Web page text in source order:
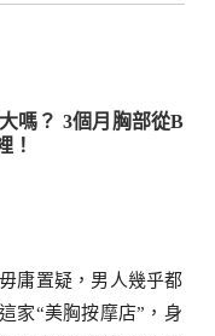
嗎？ 3個月胸部從B
！
庸置疑，男人幾乎都
家“美胸按摩店”，身